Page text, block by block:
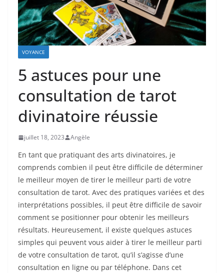
VOYANCE
5 astuces pour une
consultation de tarot
divinatoire réussie
juillet 18, 2023 Angèle
En tant que pratiquant des arts divinatoires, je
comprends combien il peut être difficile de déterminer
le meilleur moyen de tirer le meilleur parti de votre
consultation de tarot. Avec des pratiques variées et des
interprétations possibles, il peut être difficile de savoir
comment se positionner pour obtenir les meilleurs
résultats. Heureusement, il existe quelques astuces
simples qui peuvent vous aider à tirer le meilleur parti
de votre consultation de tarot, qu’il s’agisse d’une
consultation en ligne ou par téléphone. Dans cet